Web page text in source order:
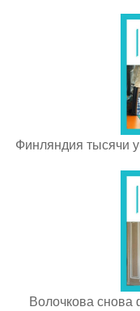
Финляндия тысячи
Волочкова снова